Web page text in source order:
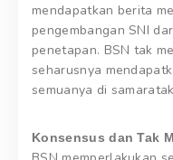
mendapatkan berita
pengembangan SNI
penetapan. BSN tak
seharusnya
semuanya di
Konsensus dan Tak